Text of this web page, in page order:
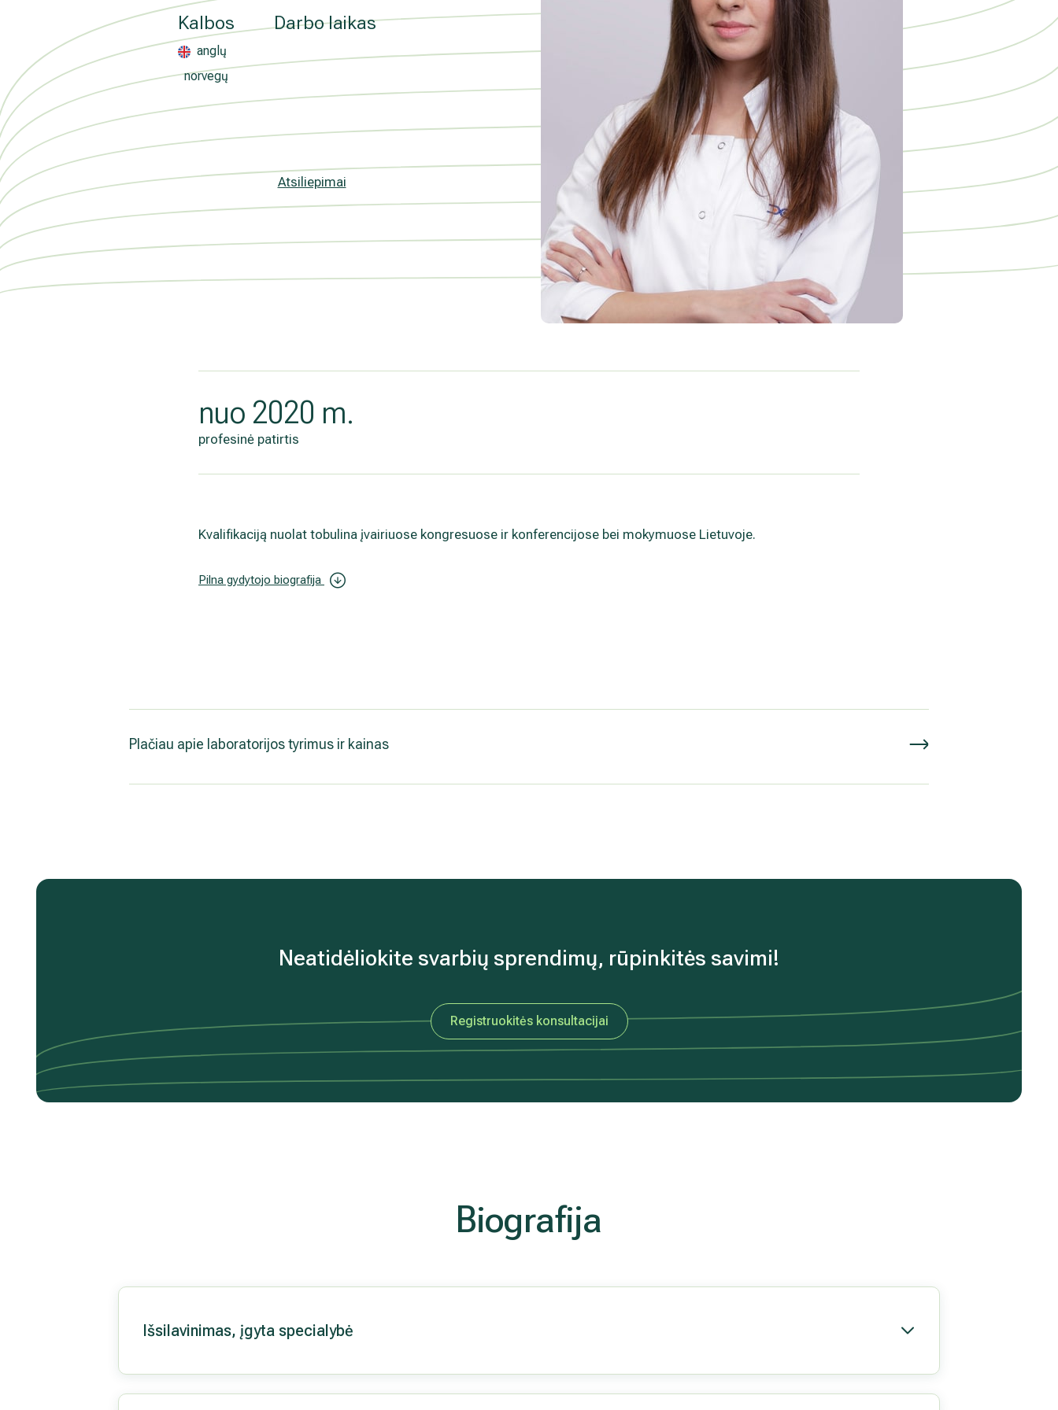
Kalbos
anglų
norvegų
Darbo laikas
Atsiliepimai
nuo 2020 m.
profesinė patirtis
Kvalifikaciją nuolat tobulina įvairiuose kongresuose ir konferencijose bei mokymuose Lietuvoje.
Pilna gydytojo biografija
Plačiau apie laboratorijos tyrimus ir kainas
Neatidėliokite svarbių sprendimų, rūpinkitės savimi!
Registruokitės konsultacijai
Biografija
Išsilavinimas, įgyta specialybė
Medicinos diagnostikos centras" tiesioginės rinkodaros tikslais. Sutikimas galės būti bet
kada atšauktas, paspaudus kiekvieno naujienlaiškio pabaigoje esančią nuorodą
„Atsisakyti prenumeratos". Plačiau apie asmens duomenų tvarkymą skaitykite
PRIVATUMO POLITIKOJE